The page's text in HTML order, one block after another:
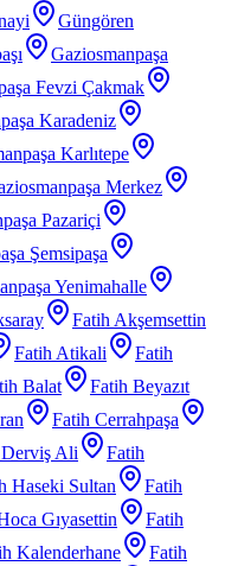
Güngören
Gaziosmanpaşa
Fevzi Çakmak
Karadeniz
Karlıtepe
Merkez
Pazariçi
Şemsipaşa
Yenimahalle
Fatih Akşemsettin
Fatih Atikali
Fatih
Balat
Fatih Beyazıt
Fatih Cerrahpaşa
Ali
Fatih
Haseki Sultan
Fatih
Gıyasettin
Fatih
Kalenderhane Fatih